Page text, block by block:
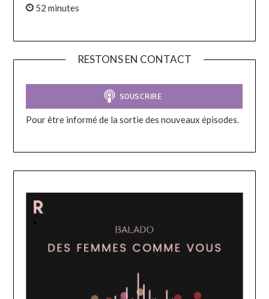
52 minutes
RESTONS EN CONTACT
Pour être informé de la sortie des nouveaux épisodes.